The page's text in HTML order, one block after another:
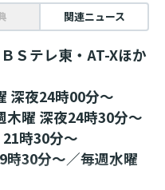
関連ニュース
Ｓテレ東・AT-Xほか
深夜24時00分～
木曜 深夜24時30分～
時30分～
時30分～／毎週水曜